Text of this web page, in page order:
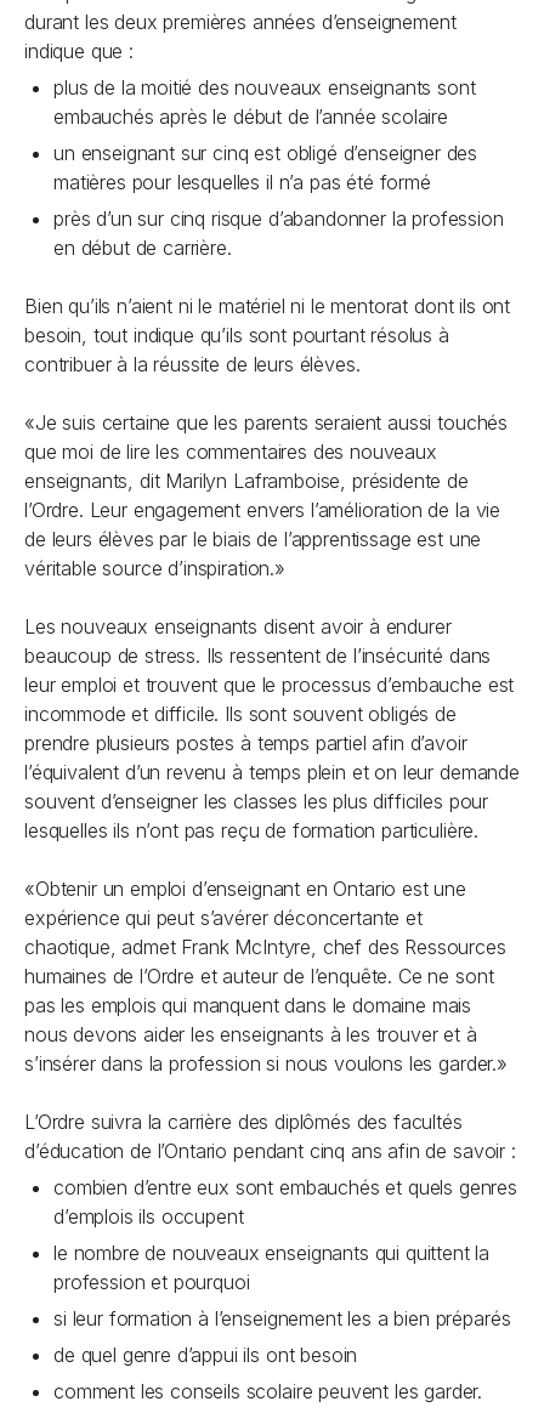
durant les deux premières années d’enseignement
indique que :
plus de la moitié des nouveaux enseignants sont
embauchés après le début de l’année scolaire
un enseignant sur cinq est obligé d’enseigner des
matières pour lesquelles il n’a pas été formé
près d’un sur cinq risque d’abandonner la profession
en début de carrière.
Bien qu’ils n’aient ni le matériel ni le mentorat dont ils ont
besoin, tout indique qu’ils sont pourtant résolus à
contribuer à la réussite de leurs élèves.
«Je suis certaine que les parents seraient aussi touchés
que moi de lire les commentaires des nouveaux
enseignants, dit Marilyn Laframboise, présidente de
l’Ordre. Leur engagement envers l’amélioration de la vie
de leurs élèves par le biais de l’apprentissage est une
véritable source d’inspiration.»
Les nouveaux enseignants disent avoir à endurer
beaucoup de stress. Ils ressentent de l’insécurité dans
leur emploi et trouvent que le processus d’embauche est
incommode et difficile. Ils sont souvent obligés de
prendre plusieurs postes à temps partiel afin d’avoir
l’équivalent d’un revenu à temps plein et on leur demande
souvent d’enseigner les classes les plus difficiles pour
lesquelles ils n’ont pas reçu de formation particulière.
«Obtenir un emploi d’enseignant en Ontario est une
expérience qui peut s’avérer déconcertante et
chaotique, admet Frank McIntyre, chef des Ressources
humaines de l’Ordre et auteur de l’enquête. Ce ne sont
pas les emplois qui manquent dans le domaine mais
nous devons aider les enseignants à les trouver et à
s’insérer dans la profession si nous voulons les garder.»
L’Ordre suivra la carrière des diplômés des facultés
d’éducation de l’Ontario pendant cinq ans afin de savoir :
combien d’entre eux sont embauchés et quels genres
d’emplois ils occupent
le nombre de nouveaux enseignants qui quittent la
profession et pourquoi
si leur formation à l’enseignement les a bien préparés
de quel genre d’appui ils ont besoin
comment les conseils scolaire peuvent les garder.